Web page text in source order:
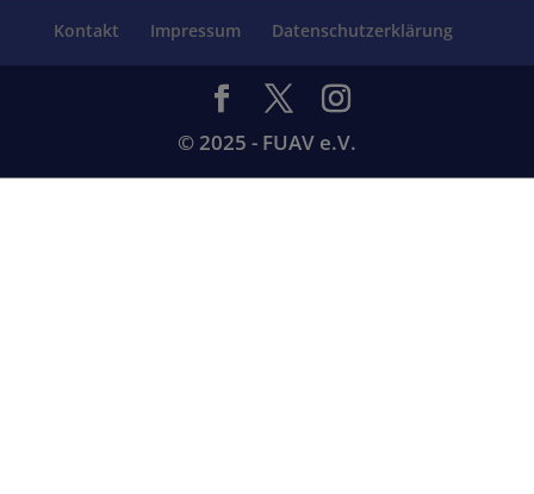
Kontakt Impressum Datenschutzerklärung
© 2025 - FUAV e.V.